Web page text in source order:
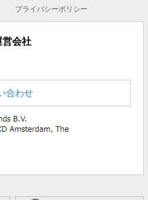
プライバシーポリシー
営会社
合わせ